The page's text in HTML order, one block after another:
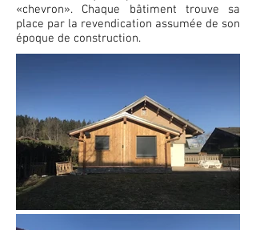
«chevron». Chaque bâtiment trouve sa
place par la revendication assumée de son
époque de construction.